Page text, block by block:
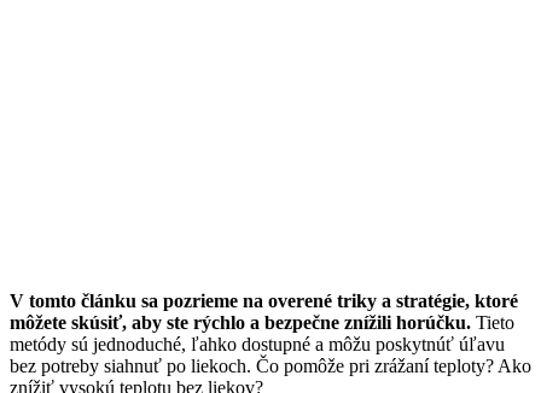
V tomto článku sa pozrieme na overené triky a stratégie, ktoré
môžete skúsiť, aby ste rýchlo a bezpečne znížili horúčku. Tieto
metódy sú jednoduché, ľahko dostupné a môžu poskytnúť úľavu
bez potreby siahnuť po liekoch. Čo pomôže pri zrážaní teploty? Ako
znížiť vysokú teplotu bez liekov?